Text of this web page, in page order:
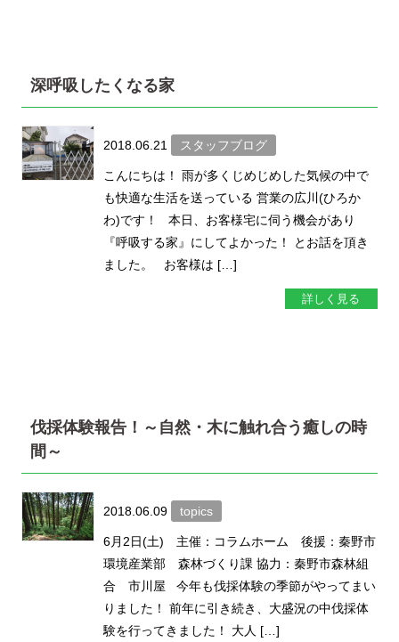
深呼吸したくなる家
2018.06.21 スタッフブログ
こんにちは！ 雨が多くじめじめした気候の中で
も快適な生活を送っている 営業の広川(ひろか
わ)です！ 本日、お客様宅に伺う機会があり
『呼吸する家』にしてよかった！ とお話を頂き
ました。 お客様は […]
詳しく見る
伐採体験報告！～自然・木に触れ合う癒しの時
間～
2018.06.09 topics
6月2日(土) 主催：コラムホーム 後援：秦野市
環境産業部 森林づくり課 協力：秦野市森林組
合 市川屋 今年も伐採体験の季節がやってまい
りました！ 前年に引き続き、大盛況の中伐採体
験を行ってきました！ 大人 […]